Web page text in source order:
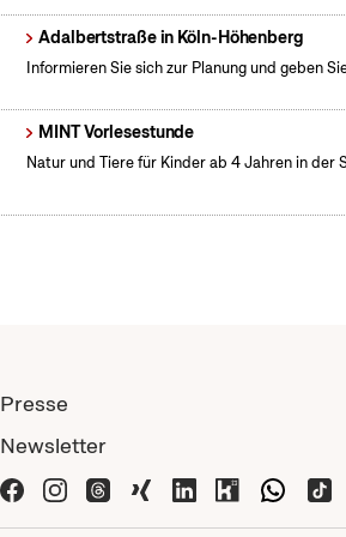
Adalbertstraße in Köln-Höhenberg
Informieren Sie sich zur Planung und geben
MINT Vorlesestunde
Natur und Tiere für Kinder ab 4 Jahren in
Presse
Newsletter